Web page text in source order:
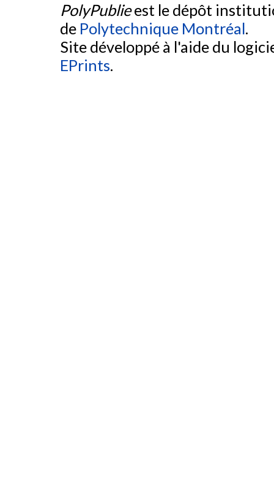
PolyPublieest le dépôt
de Polytechnique Montréal.
Site développé à l'aide du
EPrints.